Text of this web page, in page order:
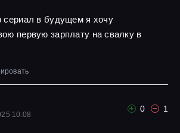
сериал в будущем я хочу
первую зарплату на свалку в
10:08
0 1